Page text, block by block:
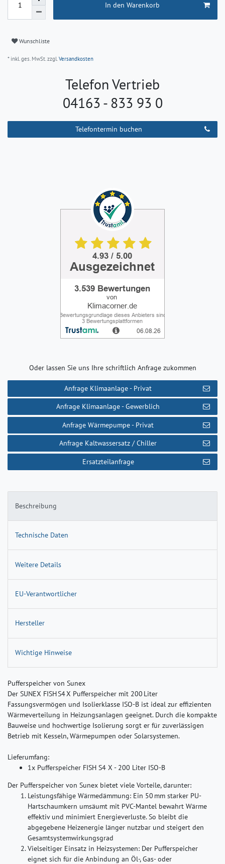
In den Warenkorb
Wunschliste
* inkl. ges. MwSt. zzgl. Versandkosten
Beschreibung
Technische Daten
Weitere Details
EU-Verantwortlicher
Hersteller
Wichtige Hinweise
Pufferspeicher von Sunex
Der SUNEX FISH S4 X Pufferspeicher mit 200 Liter
Fassungsvermögen und Isolierklasse ISO‑B ist ideal zur effizienten
Wärmeverteilung in Heizungsanlagen geeignet. Durch die kompakte
Bauweise und hochwertige Isolierung sorgt er für zuverlässigen
Betrieb mit Kesseln, Wärmepumpen oder Solarsystemen.
Lieferumfang:
1x Pufferspeicher FISH S4 X - 200 Liter ISO-B
Der Pufferspeicher von Sunex bietet viele Vorteile, darunter:
Leistungsfähige Wärmedämmung: Ein 50 mm starker PU-
Hartschaumkern umsäumt mit PVC-Mantel bewahrt Wärme
effektiv und minimiert Energieverluste. So bleibt die
abgegebene Heizenergie länger nutzbar und steigert den
Gesamtsystemwirkungsgrad
Vielseitiger Einsatz in Heizsystemen: Der Pufferspeicher
eignet sich für die Anbindung an Öl‑, Gas‑ oder
Telefon Vertrieb
04163 - 833 93 0
Telefontermin buchen
Oder lassen Sie uns Ihre schriftlich Anfrage zukommen
Anfrage Klimaanlage - Privat
Anfrage Klimaanlage - Gewerblich
Anfrage Wärmepumpe - Privat
Anfrage Kaltwassersatz / Chiller
Ersatzteilanfrage